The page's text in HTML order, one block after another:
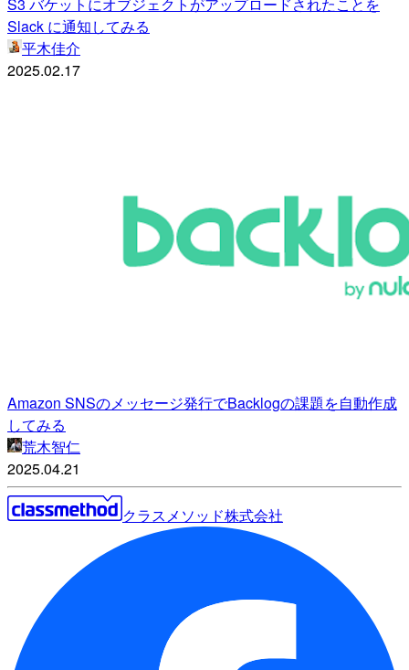
Slack に通知してみる
平木佳介
2025.02.17
Amazon SNSのメッセージ発行でBacklogの課題を自動作成
してみる
荒木智仁
2025.04.21
クラスメソッド株式会社